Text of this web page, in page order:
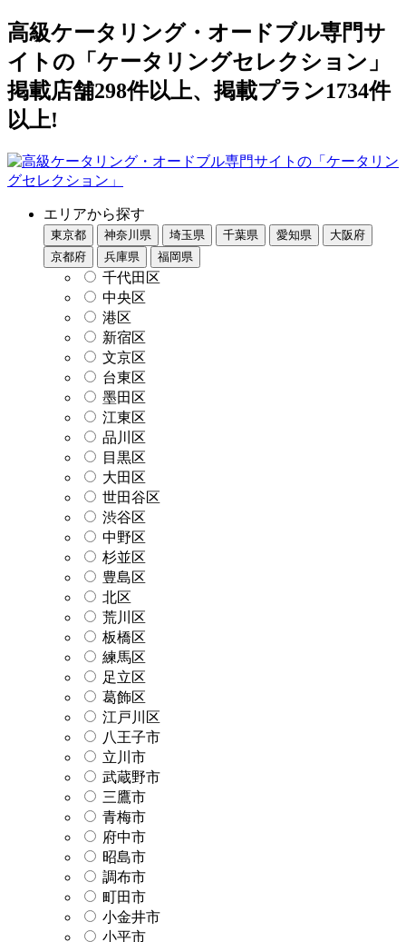
高級ケータリング・オードブル専門サ
イトの「ケータリングセレクション」
掲載店舗298件以上、掲載プラン1734件
以上!
エリアから探す
東京都 神奈川県 埼玉県 千葉県 愛知県
大阪府
京都府
兵庫県 福岡県
千代田区
中央区
港区
新宿区
文京区
台東区
墨田区
江東区
品川区
目黒区
大田区
世田谷区
渋谷区
中野区
杉並区
豊島区
北区
荒川区
板橋区
練馬区
足立区
葛飾区
江戸川区
八王子市
立川市
武蔵野市
三鷹市
青梅市
府中市
昭島市
調布市
町田市
小金井市
小平市